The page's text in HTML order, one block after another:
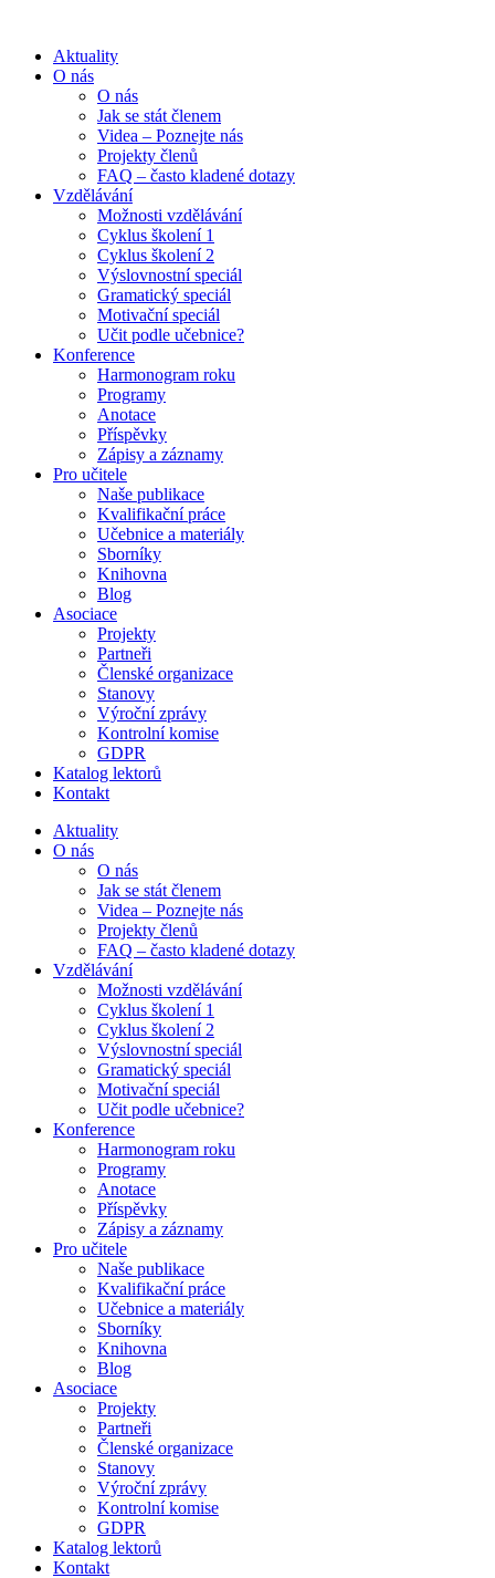
Aktuality
O nás
O nás
Jak se stát členem
Videa – Poznejte nás
Projekty členů
FAQ – často kladené dotazy
Vzdělávání
Možnosti vzdělávání
Cyklus školení 1
Cyklus školení 2
Výslovnostní speciál
Gramatický speciál
Motivační speciál
Učit podle učebnice?
Konference
Harmonogram roku
Programy
Anotace
Příspěvky
Zápisy a záznamy
Pro učitele
Naše publikace
Kvalifikační práce
Učebnice a materiály
Sborníky
Knihovna
Blog
Asociace
Projekty
Partneři
Členské organizace
Stanovy
Výroční zprávy
Kontrolní komise
GDPR
Katalog lektorů
Kontakt
Aktuality
O nás
O nás
Jak se stát členem
Videa – Poznejte nás
Projekty členů
FAQ – často kladené dotazy
Vzdělávání
Možnosti vzdělávání
Cyklus školení 1
Cyklus školení 2
Výslovnostní speciál
Gramatický speciál
Motivační speciál
Učit podle učebnice?
Konference
Harmonogram roku
Programy
Anotace
Příspěvky
Zápisy a záznamy
Pro učitele
Naše publikace
Kvalifikační práce
Učebnice a materiály
Sborníky
Knihovna
Blog
Asociace
Projekty
Partneři
Členské organizace
Stanovy
Výroční zprávy
Kontrolní komise
GDPR
Katalog lektorů
Kontakt